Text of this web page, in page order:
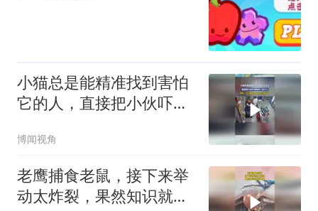
小猫总是能精准找到害怕
它的人，直接把小伙吓得
博闻视角
老鹰捕食老鼠，接下来举
动太炸裂，果然知识就是